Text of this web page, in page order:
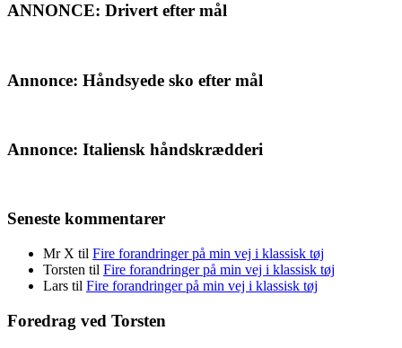
ANNONCE: Drivert efter mål
Annonce: Håndsyede sko efter mål
Annonce: Italiensk håndskrædderi
Seneste kommentarer
Mr X til Fire forandringer på min vej i klassisk tøj
Torsten til Fire forandringer på min vej i klassisk tøj
Lars til Fire forandringer på min vej i klassisk tøj
Foredrag ved Torsten